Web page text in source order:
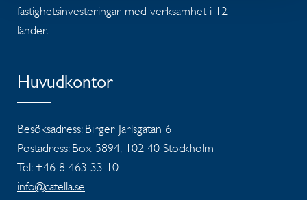
fastighetsinvesteringar med verksamhet i 12
länder.
Huvudkontor
Besöksadress: Birger Jarlsgatan 6
Postadress: Box 5894, 102 40 Stockholm
Tel: +46 8 463 33 10
info@catella.se